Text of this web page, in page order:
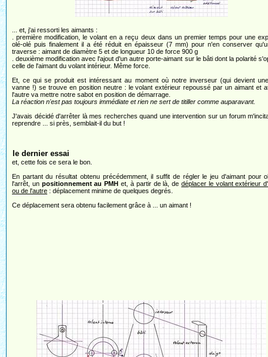
... et, j'ai ressorti les aimants :
. première modification, le volant en a reçu deux dans un premier temps pour une
olé-olé puis finalement il a été réduit en épaisseur (7 mm) pour n'en conserver
traverse : aimant de diamètre 5 et de longueur 10 de force 900 g
. deuxième modification avec l'ajout d'un autre porte-aimant sur le bâti dont la polarité
celle de l'aimant du volant intérieur. Même force.
Et, ce qui se produit est intéressant au moment où notre inverseur (qui devient
vanne !) se trouve en position neutre : le volant extérieur repoussé par un aimant et
l'autre va mettre notre sabot en position de démarrage.
La réaction n'est pas toujours immédiate et rien ne sert de titiller comme auparavant.
J'avais décidé d'arrêter là mes recherches quand une intervention sur un forum
reprendre ... si près, semblait-il du but !
le dernier essai
et, cette fois ce sera le bon.
En partant du résultat obtenu précédemment, il suffit de régler le jeu d'aimant pour
l'arrêt, un positionnement au PMH et, à partir de là, de déplacer le volant extérieur
ou de l'autre : déplacement minime de quelques degrés.
Ce déplacement sera obtenu facilement grâce à ... un aimant !